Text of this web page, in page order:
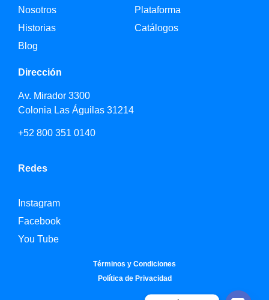
Nosotros
Historias
Blog
Plataforma
Catálogos
Dirección
Av. Mirador 3300
Colonia Las Águilas 31214
+52 800 351 0140
Redes
Instagram
Facebook
You Tube
Términos y Condiciones
Política de Privacidad